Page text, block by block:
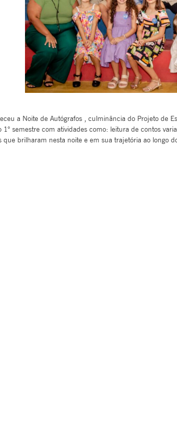
a Noite de Autógrafos , culminância do Projeto de
semestre com atividades como: leitura de contos
que brilharam nesta noite e em sua trajetória ao longo